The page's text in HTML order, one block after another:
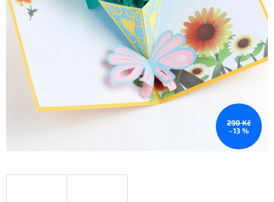
290 Kč
–13 %